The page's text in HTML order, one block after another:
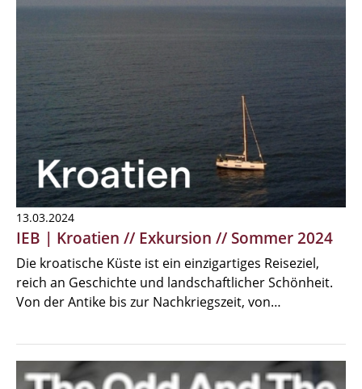
13.03.2024
IEB | Kroatien // Exkursion // Sommer 2024
Die kroatische Küste ist ein einzigartiges Reiseziel,
reich an Geschichte und landschaftlicher Schönheit.
Von der Antike bis zur Nachkriegszeit, von…